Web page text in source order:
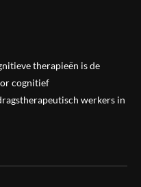
therapieën is de
cognitief
werkers in